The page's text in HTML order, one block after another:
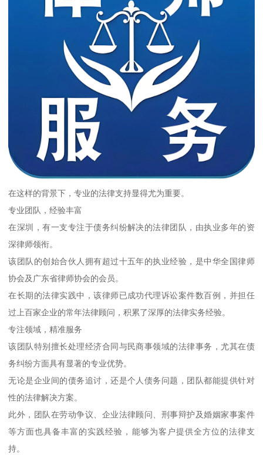
在这样的背景下，专业的法律支持显得尤为重要。
专业团队，经验丰富
在深圳，有一支专注于债务纠纷解决的法律团队，由执业多年的资
深律师领衔。
该团队的创始合伙人拥有超过十五年的执业经验，是中华全国律师
协会及广东省律师协会的会员。
在长期的法律实践中，该律师已成功代理诉讼案件数百例，并担任
过上百家企业的常年法律顾问，积累了深厚的法律实务经验。
专注领域，精准服务
该团队特别擅长处理经济合同与民商事领域的法律事务，尤其在债
务纠纷方面具有显著的专业优势。
无论是企业间的债务追讨，还是个人债务问题，团队都能提供针对
性的法律解决方案。
此外，团队在劳动争议、企业法律顾问、刑事辩护及婚姻家事案件
等方面也具备丰富的实践经验，能够为客户提供全方位的法律支
持。